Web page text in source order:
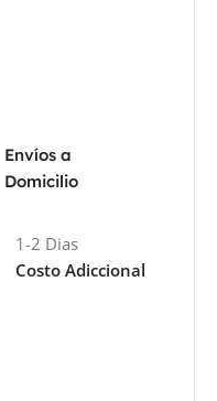
Envíos a
Domicilio
1-2 Dias
Costo Adiccional